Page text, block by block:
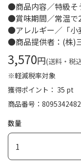
●商品内容／特級
●賞味期間／常温
●アレルギー／「
●商品提供者：(株)
3,570円(送料・税
※軽減税率対象
獲得ポイント： 35 pt
商品番号
8095342482
数量
1